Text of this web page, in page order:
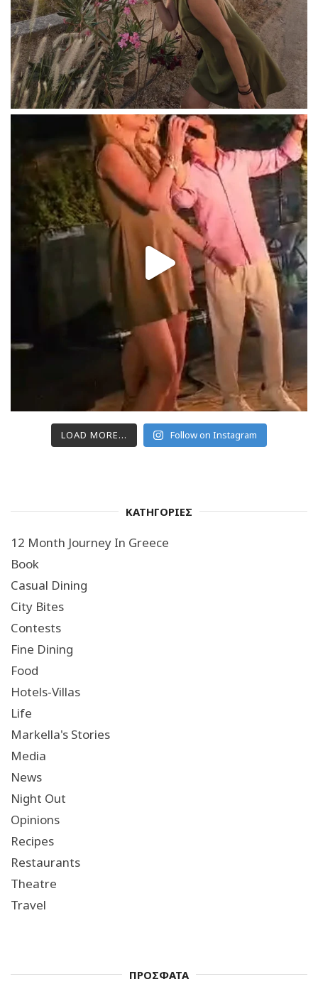
LOAD MORE... Follow on Instagram
ΚΑΤΗΓΟΡΙΕΣ
12 Month Journey In Greece
Book
Casual Dining
City Bites
Contests
Fine Dining
Food
Hotels-Villas
Life
Markella's Stories
Media
News
Night Out
Opinions
Recipes
Restaurants
Theatre
Travel
ΠΡΟΣΦΑΤΑ